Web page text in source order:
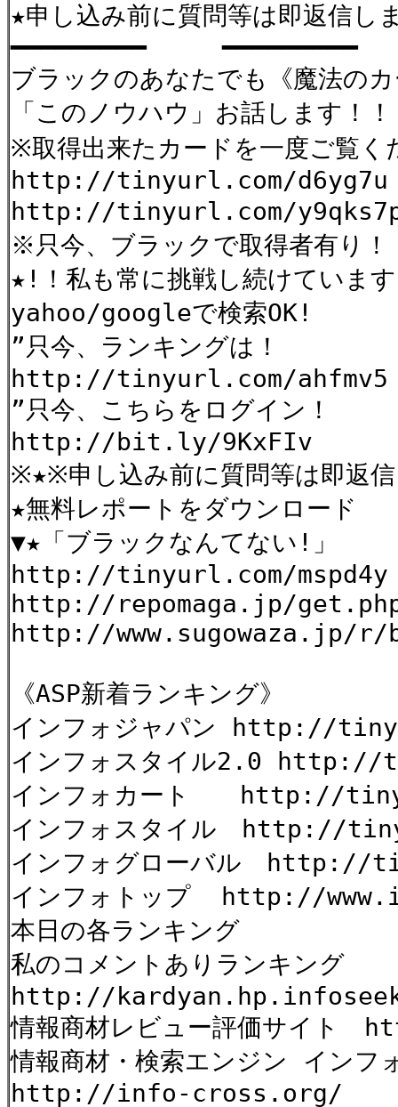
★申し込み前に質問等は即返信し
━━━━━━━━━ ━━━━━━━━━
ブラックのあなたでも《魔法の
「このノウハウ」お話します！！
※取得出来たカードを一度ご覧く
http://tinyurl.com/d6yg7u
http://tinyurl.com/y9qks7p
※只今、ブラックで取得者有り！
★!！私も常に挑戦し続けていま
yahoo/googleで検索OK!
”只今、ランキングは！
http://tinyurl.com/ahfmv5
”只今、こちらをログイン！
http://bit.ly/9KxFIv
※★※申し込み前に質問等は即返
★無料レポートをダウンロード
▼★「ブラックなんてない!」
http://tinyurl.com/mspd4y
http://repomaga.jp/
http://www.sugowaza.jp/r/
《ASP新着ランキング》
インフォジャパン http://
インフォスタイル2.0
インフォカート http://
インフォスタイル http://
インフォグローバル
インフォトップ http://
本日の各ランキング
私のコメントありランキング
http://
情報商材レビュー評価サイ
情報商材・検索エンジン イン
http://info-cross.org/